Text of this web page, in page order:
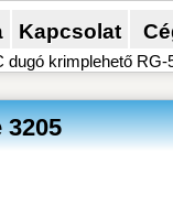
Kapcsolat
dugó krimplehető RG-
3205